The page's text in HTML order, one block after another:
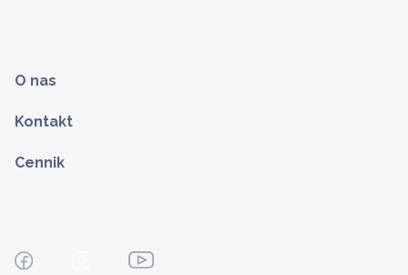
O nas
Kontakt
Cennik